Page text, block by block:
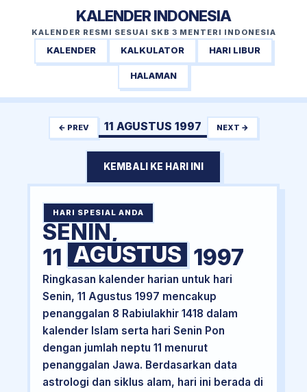
KALENDER INDONESIA
KALENDER RESMI SESUAI SKB 3 MENTERI INDONESIA
KALENDER KALKULATOR HARI LIBUR
HALAMAN
← PREV 11 AGUSTUS 1997 NEXT →
KEMBALI KE HARI INI
HARI SPESIAL ANDA
SENIN,
11 AGUSTUS 1997
Ringkasan kalender harian untuk hari
Senin, 11 Agustus 1997 mencakup
penanggalan 8 Rabiulakhir 1418 dalam
kalender Islam serta hari Senin Pon
dengan jumlah neptu 11 menurut
penanggalan Jawa. Berdasarkan data
astrologi dan siklus alam, hari ini berada di